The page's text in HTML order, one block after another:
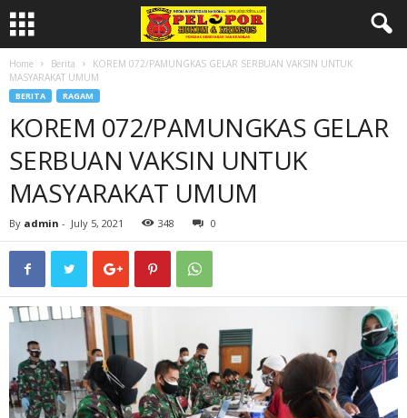
Home Berita
KOREM 072/PAMUNGKAS GELAR SERBUAN VAKSIN UNTUK
MASYARAKAT UMUM
BERITA RAGAM
KOREM 072/PAMUNGKAS GELAR
SERBUAN VAKSIN UNTUK
MASYARAKAT UMUM
By admin - July 5, 2021 348 0